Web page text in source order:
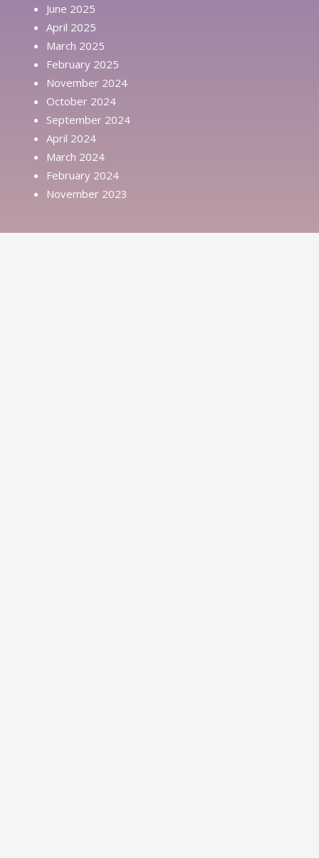
June 2025
April 2025
March 2025
February 2025
November 2024
October 2024
September 2024
April 2024
March 2024
February 2024
November 2023